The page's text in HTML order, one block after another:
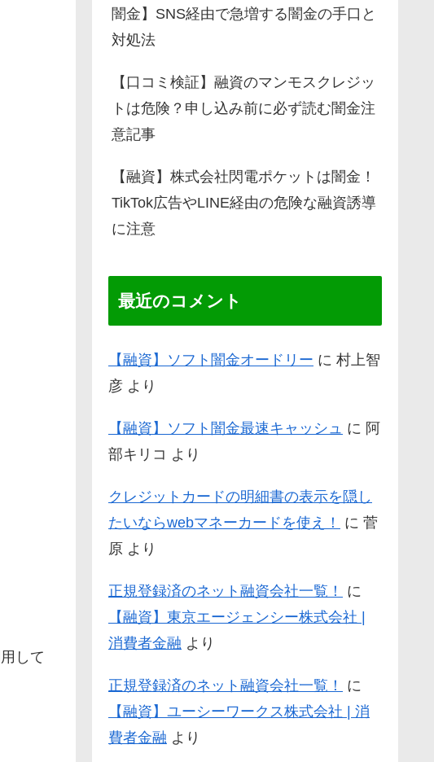
して
闇金】SNS経由で急増する闇金の手口と
対処法
【口コミ検証】融資のマンモスクレジッ
トは危険？申し込み前に必ず読む闇金注
意記事
【融資】株式会社閃電ポケットは闇金！
TikTok広告やLINE経由の危険な融資誘導
に注意
最近のコメント
【融資】ソフト闇金オードリー に 村上智
彦 より
【融資】ソフト闇金最速キャッシュ に 阿
部キリコ より
クレジットカードの明細書の表示を隠し
たいならwebマネーカードを使え！
に 菅
原 より
正規登録済のネット融資会社一覧！
に
【融資】東京エージェンシー株式会社 |
消費者金融 より
正規登録済のネット融資会社一覧！
に
【融資】ユーシーワークス株式会社 | 消
費者金融 より